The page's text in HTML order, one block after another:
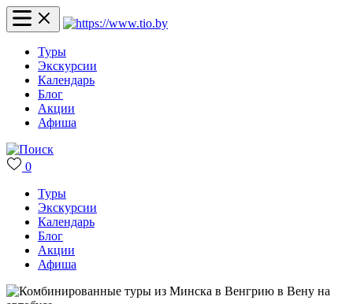
Туры
Экскурсии
Календарь
Блог
Акции
Афиша
0
Туры
Экскурсии
Календарь
Блог
Акции
Афиша